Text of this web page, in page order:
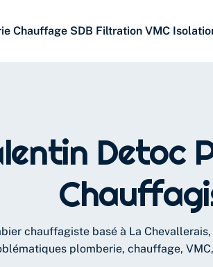
Chauffage SDB Filtration VMC
Detoc
chauffagiste basé à La
plomberie, chauffage,